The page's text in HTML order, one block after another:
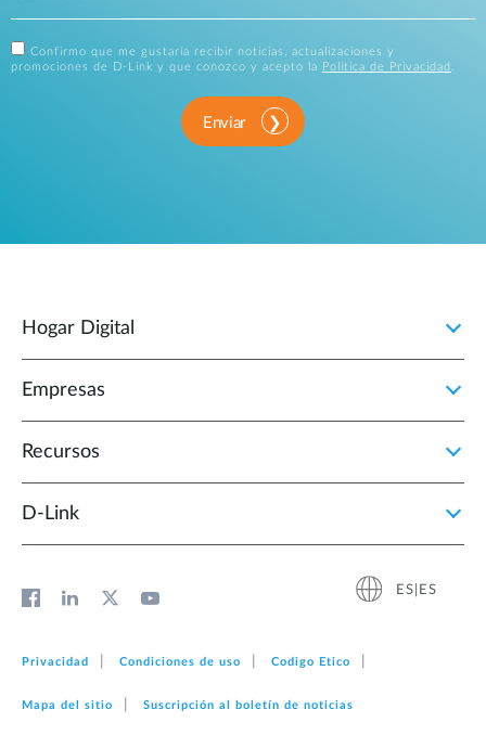
Confirmo que me gustaría recibir noticias, actualizaciones y
promociones de D-Link y que conozco y acepto la
Política de Privacidad .
Enviar
Hogar Digital
Empresas
Recursos
D‑Link
ES|ES
Privacidad Condiciones de uso Codigo Etico
Mapa del sitio Suscripción al boletín de noticias